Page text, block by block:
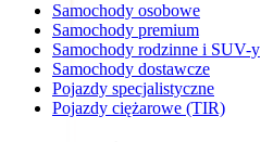
Samochody osobowe
Samochody premium
Samochody rodzinne i SUV-y
Samochody dostawcze
Pojazdy specjalistyczne
Pojazdy ciężarowe (TIR)